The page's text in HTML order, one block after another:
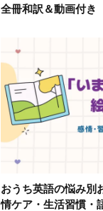
全冊和訳＆動画付き
おうち英語の悩み別
情ケア・生活習慣・